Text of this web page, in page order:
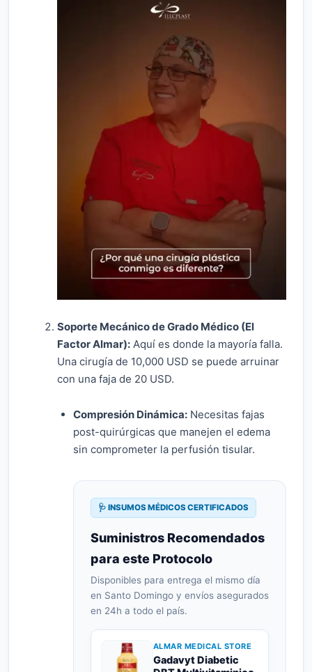
Soporte Mecánico de Grado Médico (El
Factor Almar): Aquí es donde la mayoría falla.
Una cirugía de 10,000 USD se puede arruinar
con una faja de 20 USD.
Compresión Dinámica:Necesitas fajas
post-quirúrgicas que manejen el edema
sin comprometer la perfusión tisular.
🩺 INSUMOS MÉDICOS CERTIFICADOS
Suministros Recomendados
para este Protocolo
Disponibles para entrega el mismo día
en Santo Domingo y envíos asegurados
en 24h a todo el país.
ALMAR MEDICAL STORE
Gadavyt Diabetic